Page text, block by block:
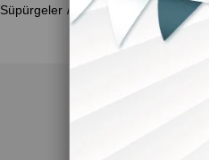
Süpürgeler Toz Torbalı Süpürge